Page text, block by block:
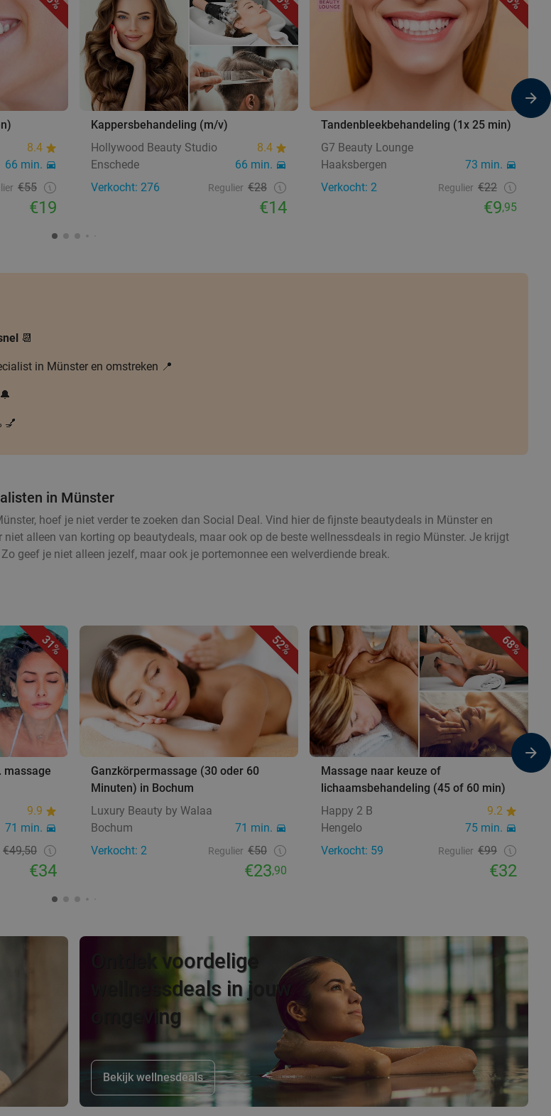
8.4
66 min.
€55
€19
Kappersbehandeling (m/v)
Hollywood Beauty Studio
8.4
Enschede
66 min.
Verkocht: 276
Regulier €28
€14
Tandenbleekbehandeling (1x 25 min)
G7 Beauty Lounge
Haaksbergen
73 min.
Verkocht: 2
Regulier €22
€9,95
📆
in Münster en omstreken 📍
💅
in Münster
hoef je niet verder te zoeken dan Social Deal. Vind hier de fijnste beautydeals in Münster en
alleen van korting op beautydeals, maar ook op de beste wellnessdeals in regio Münster. Je krijgt
geef je niet alleen jezelf, maar ook je portemonnee een welverdiende break.
31%
massage
9.9
71 min.
€49,50
€34
52%
Ganzkörpermassage (30 oder 60
Minuten) in Bochum
Luxury Beauty by Walaa
Bochum
71 min.
Verkocht: 2
Regulier €50
€23,90
68%
Massage naar keuze of
lichaamsbehandeling (45 of 60 min)
Happy 2 B
9.2
Hengelo
75 min.
Verkocht: 59
Regulier €99
€32
Ontdek voordelige
wellnessdeals in jouw
omgeving
Bekijk wellnesdeals